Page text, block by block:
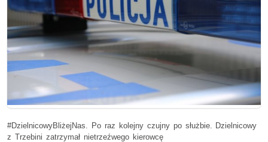
#DzielnicowyBliżejNas. Po raz kolejny czujny po służbie. Dzielnicowy
z Trzebini zatrzymał nietrzeźwego kierowcę